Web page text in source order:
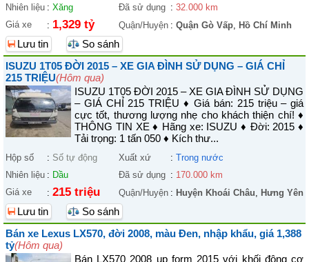
Nhiên liệu : Xăng Đã sử dụng : 32.000 km
Giá xe
: 1,329 tỷ Quận/Huyện : Quận Gò Vấp, Hồ Chí Minh
Lưu tin
So sánh
ISUZU 1T05 ĐỜI 2015 – XE GIA ĐÌNH SỬ DỤNG – GIÁ CHỈ
215 TRIỆU(Hôm qua)
ISUZU 1T05 ĐỜI 2015 – XE GIA ĐÌNH SỬ DỤNG
– GIÁ CHỈ 215 TRIỆU ♦ Giá bán: 215 triệu – giá
cực tốt, thương lượng nhẹ cho khách thiện chí! ♦
THÔNG TIN XE ♦ Hãng xe: ISUZU ♦ Đời: 2015 ♦
Tải trọng: 1 tấn 050 ♦ Kích thư...
Hộp số : Số tự động Xuất xứ : Trong nước
Nhiên liệu : Dầu Đã sử dụng : 170.000 km
Giá xe
: 215 triệu Quận/Huyện : Huyện Khoái Châu, Hưng Yên
Lưu tin
So sánh
Bán xe Lexus LX570, đời 2008, màu Đen, nhập khẩu, giá 1,388
tỷ(Hôm qua)
Bán LX570 2008 up form 2015 với khối động cơ